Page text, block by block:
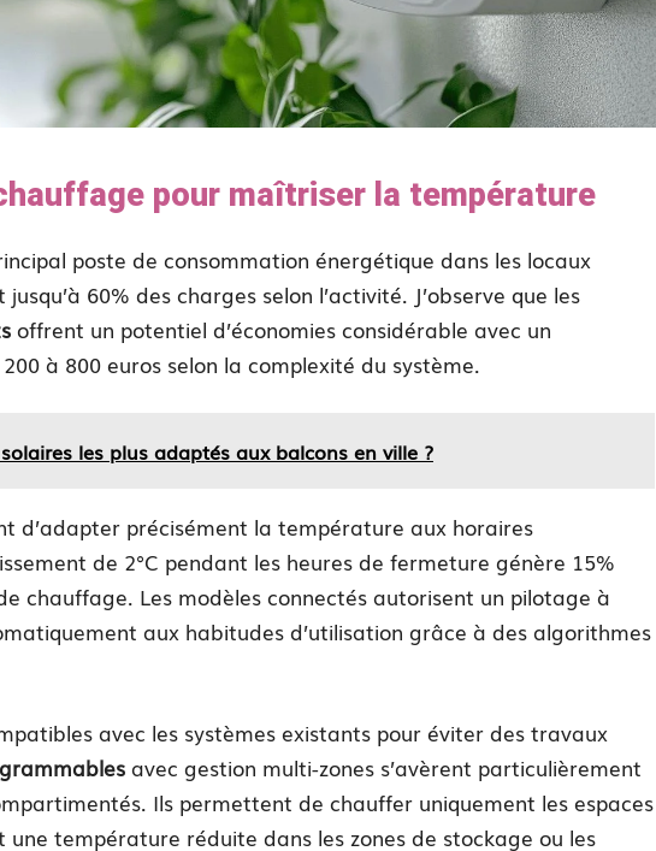
pour maîtriser la température
poste de consommation énergétique dans les locaux
60% des charges selon l’activité. J’observe que les
offrent un potentiel d’économies considérable avec un
à 800 euros selon la complexité du système.
les plus adaptés aux balcons en ville ?
d’adapter précisément la température aux horaires
de 2°C pendant les heures de fermeture génère 15%
chauffage. Les modèles connectés autorisent un pilotage à
aux habitudes d’utilisation grâce à des algorithmes
avec les systèmes existants pour éviter des travaux
avec gestion multi-zones s’avèrent particulièrement
Ils permettent de chauffer uniquement les espaces
température réduite dans les zones de stockage ou les